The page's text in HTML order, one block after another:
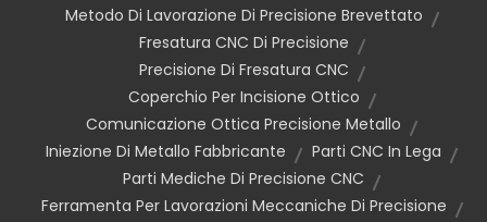
Metodo Di Lavorazione Di Precisione Brevettato
Fresatura CNC Di Precisione
Precisione Di Fresatura CNC
Coperchio Per Incisione Ottico
Comunicazione Ottica Precisione Metallo
Iniezione Di Metallo Fabbricante
Parti CNC In Lega
Parti Mediche Di Precisione CNC
Ferramenta Per Lavorazioni Meccaniche Di Precisione